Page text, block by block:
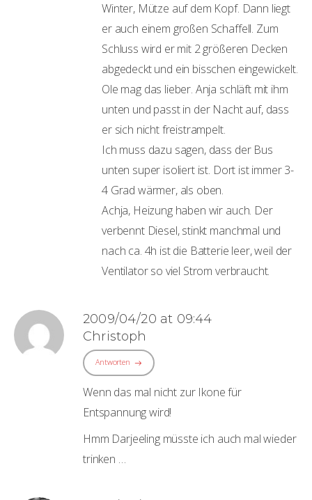
Winter, Mütze auf dem Kopf. Dann liegt
er auch einem großen Schaffell. Zum
Schluss wird er mit 2 größeren Decken
abgedeckt und ein bisschen eingewickelt.
Ole mag das lieber. Anja schläft mit ihm
unten und passt in der Nacht auf, dass
er sich nicht freistrampelt.
Ich muss dazu sagen, dass der Bus
unten super isoliert ist. Dort ist immer 3-
4 Grad wärmer, als oben.
Achja, Heizung haben wir auch. Der
verbennt Diesel, stinkt manchmal und
nach ca. 4h ist die Batterie leer, weil der
Ventilator so viel Strom verbraucht.
2009/04/20 at 09:44
Christoph
Antworten
Wenn das mal nicht zur Ikone für
Entspannung wird!
Hmm Darjeeling müsste ich auch mal wieder
trinken …